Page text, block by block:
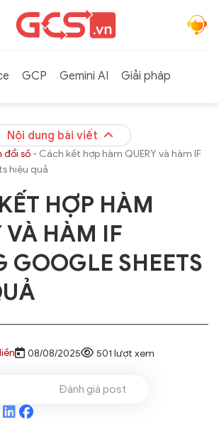
GCP Gemini AI Giải pháp
Nội dung bài viết
đổi số - Cách kết hợp hàm QUERY và hàm IF
hiệu quả
HỢP HÀM
VÀ HÀM IF
GOOGLE SHEETS
08/08/2025 501 lượt xem
Đánh giá post